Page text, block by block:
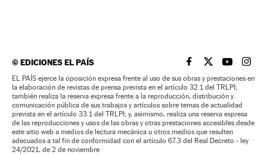
©EDICIONES EL PAÍS EL PAÍS BRASIL EN
EL PAÍSEL PAÍS
EL
EL PAÍS ejerce la oposición expresa frente al uso de sus obras y prestaciones en
la elaboración de revistas de prensa prevista en el artículo 32.1 del TRLPI;
también realiza la reserva expresa frente a la reproducción, distribución y
comunicación pública de sus trabajos y artículos sobre temas de actualidad
prevista en el artículo 33.1 del TRLPI; y, asimismo, realiza una reserva expresa
de las reproducciones y usos de las obras y otras prestaciones accesibles desde
este sitio web a medios de lectura mecánica u otros medios que resulten
adecuados a tal fin de conformidad con el artículo 67.3 del Real Decreto - ley
24/2021, de 2 de noviembre